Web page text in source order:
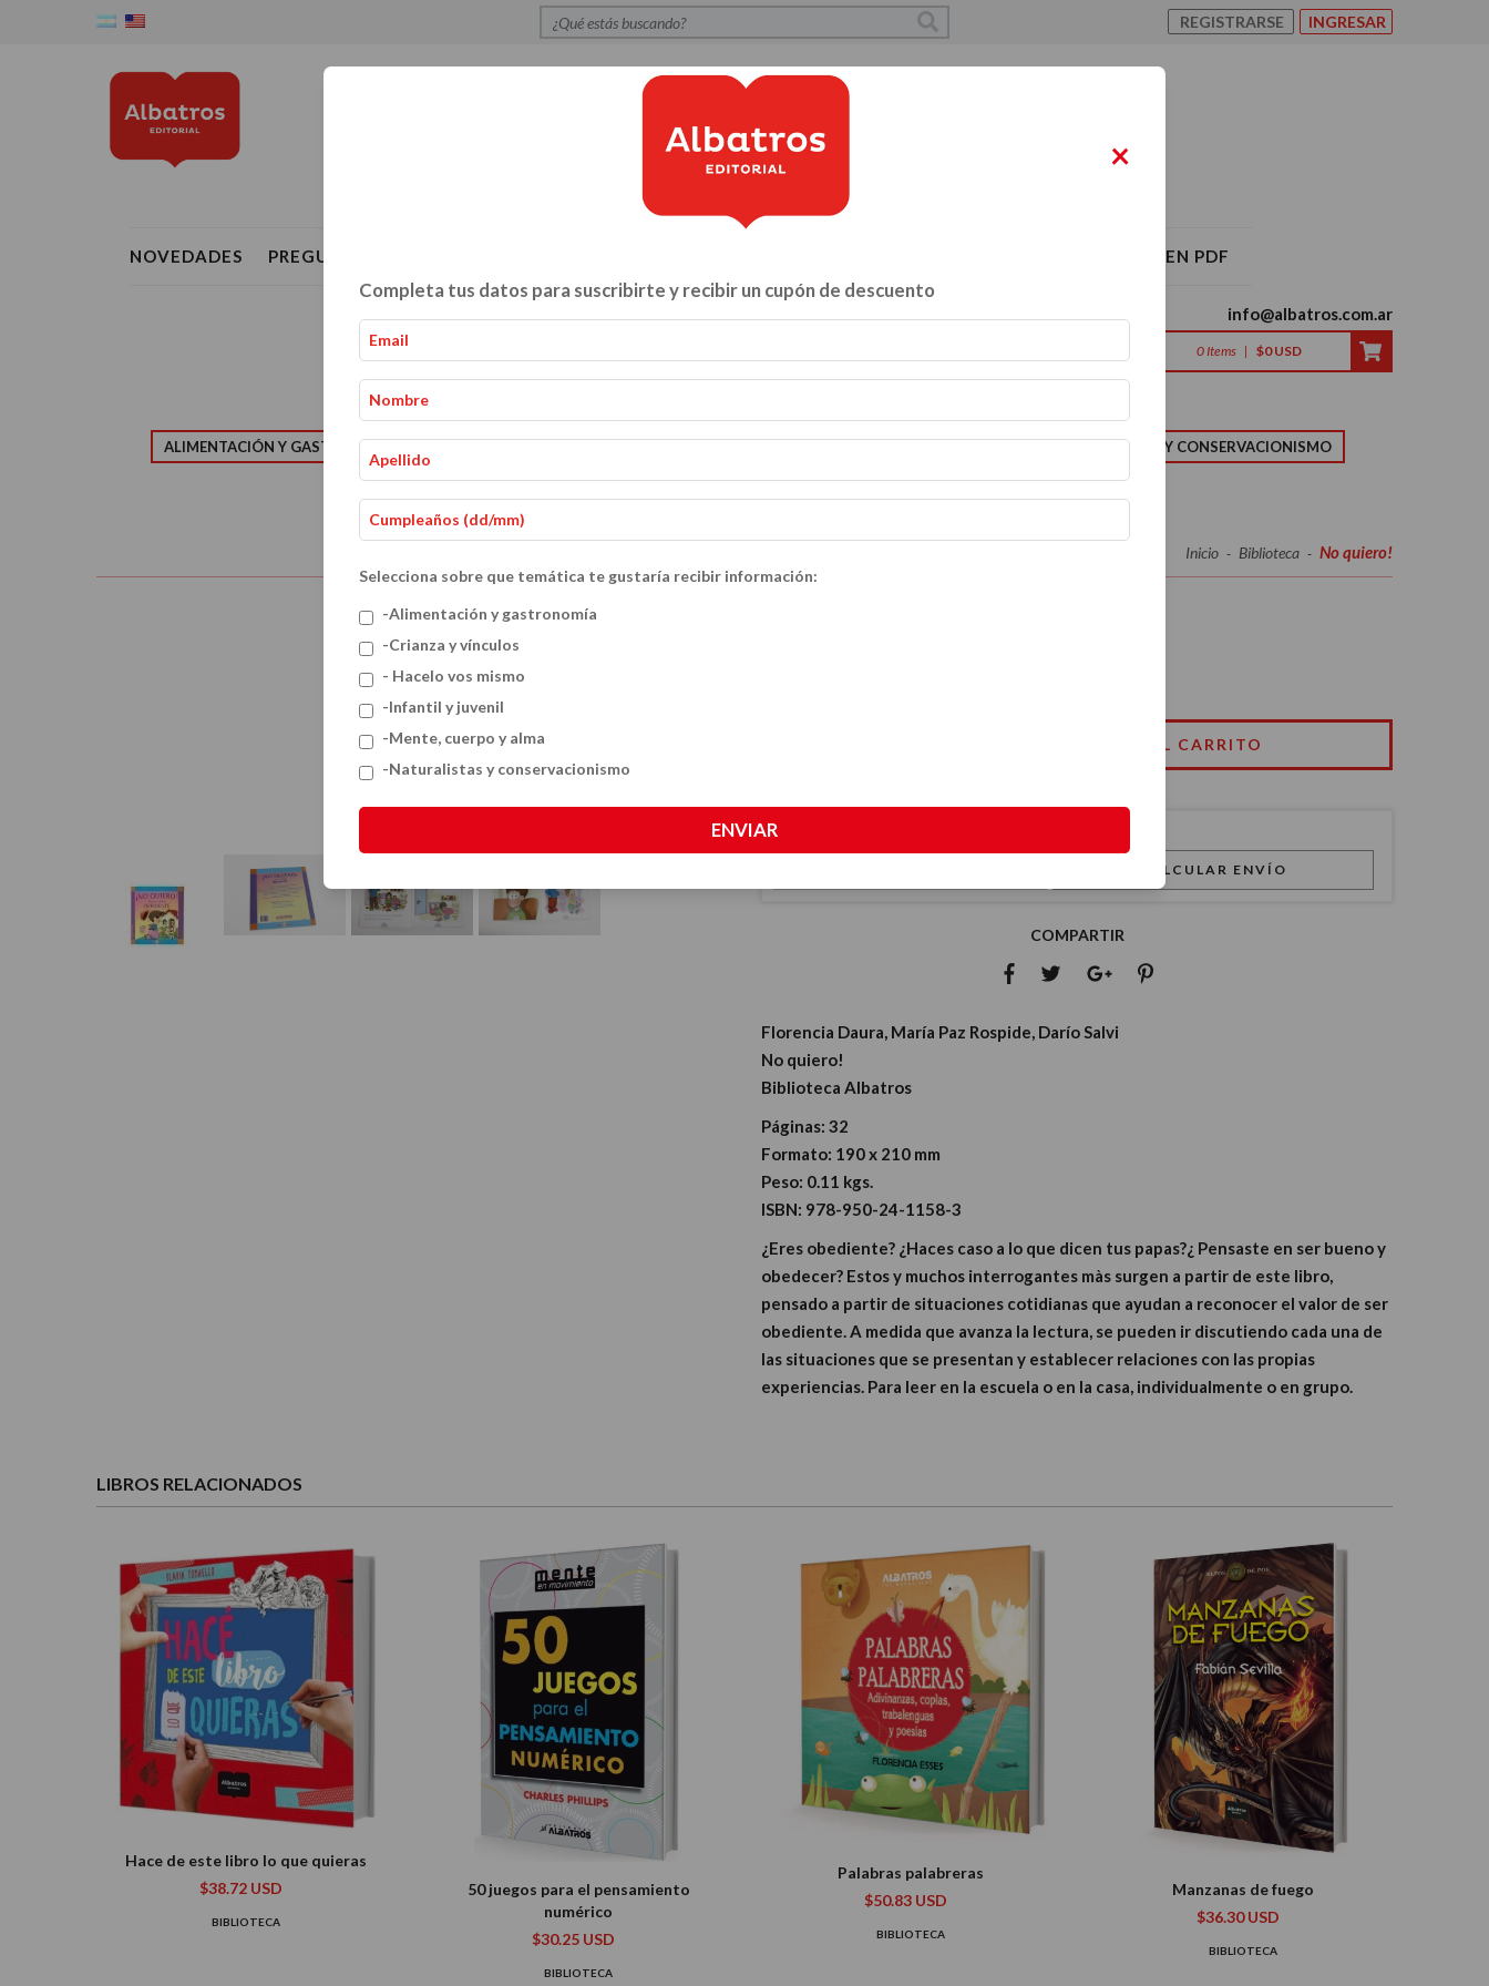
REGISTRARSE INGRESAR
NOVEDADES PREGUNTAS FRECUENTES CATÁLOGO ALBATROS 2026 EN PDF
info@albatros.com.ar
0 Items | $0 USD
ALIMENTACIÓN Y GASTRONOMÍA NATURALEZA Y CONSERVACIONISMO
Inicio - Biblioteca - No quiero!
CALCULÁ EL COSTO DE TU ENVÍO
CALCULAR ENVÍO
COMPARTIR
Florencia Daura, María Paz Rospide, Darío Salvi
No quiero!
Biblioteca Albatros
Páginas: 32
Formato: 190 x 210 mm
Peso: 0.11 kgs.
ISBN: 978-950-24-1158-3
¿Eres obediente? ¿Haces caso a lo que dicen tus papas?¿ Pensaste en ser bueno y
obedecer? Estos y muchos interrogantes màs surgen a partir de este libro,
pensado a partir de situaciones cotidianas que ayudan a reconocer el valor de ser
obediente. A medida que avanza la lectura, se pueden ir discutiendo cada una de
las situaciones que se presentan y establecer relaciones con las propias
experiencias. Para leer en la escuela o en la casa, individualmente o en grupo.
LIBROS RELACIONADOS
Hace de este libro lo que quieras
$38.72 USD
BIBLIOTECA
50 juegos para el pensamiento
numérico
$30.25 USD
BIBLIOTECA
Palabras palabreras
$50.83 USD
BIBLIOTECA
Manzanas de fuego
$36.30 USD
BIBLIOTECA
×
Completa tus datos para suscribirte y recibir un cupón de descuento
Selecciona sobre que temática te gustaría recibir información:
-Alimentación y gastronomía
-Crianza y vínculos
- Hacelo vos mismo
-Infantil y juvenil
-Mente, cuerpo y alma
-Naturalistas y conservacionismo
ENVIAR